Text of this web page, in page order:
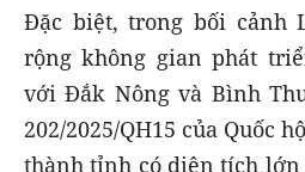
Đặc biệt, trong bối cảnh
rộng không gian phát
với Đắk Nông và Bình
202/2025/QH15 của Quốc
thành tỉnh có diện tích